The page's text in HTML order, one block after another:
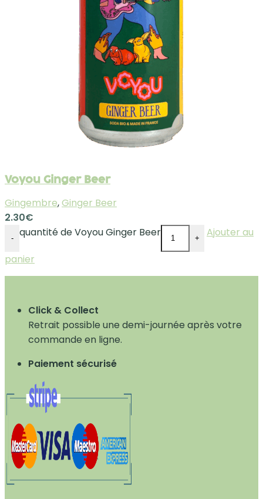
Voyou Ginger Beer
Gingembre,Ginger Beer
2.30€
- quantité de Voyou Ginger Beer +
Ajouter au
panier
Click & Collect
Retrait possible une demi-journée après votre
commande en ligne.
Paiement sécurisé